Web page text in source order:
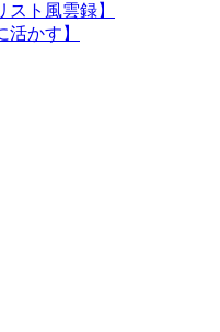
ト風雲録】
かす】